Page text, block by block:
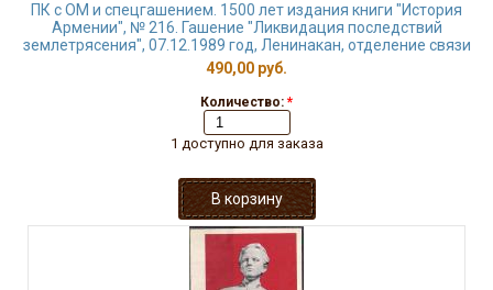
ПК с ОМ и спецгашением. 1500 лет издания книги "История
Армении", № 216. Гашение "Ликвидация последствий
землетрясения", 07.12.1989 год, Ленинакан, отделение связи
490,00 руб.
Количество: *
1 доступно для заказа